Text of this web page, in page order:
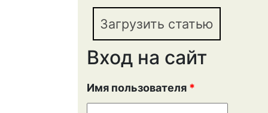
Загрузить статью
Вход на сайт
Имя пользователя *